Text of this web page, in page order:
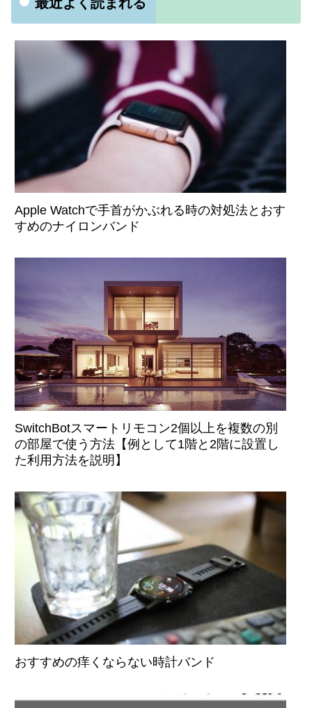
Apple Watchで手首がかぶれる時の対処法とおす
すめのナイロンバンド
SwitchBotスマートリモコン2個以上を複数の別
の部屋で使う方法【例として1階と2階に設置し
た利用方法を説明】
おすすめの痒くならない時計バンド